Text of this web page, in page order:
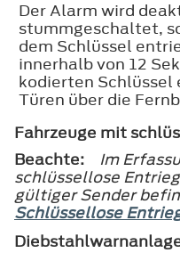
Der Alarm wird
stummgeschaltet,
dem Schlüssel
innerhalb von 12
kodierten Schlüssel
Türen über die
Fahrzeuge mit
Beachte:
Im
schlüssellose
gültiger Sender
Schlüssellose